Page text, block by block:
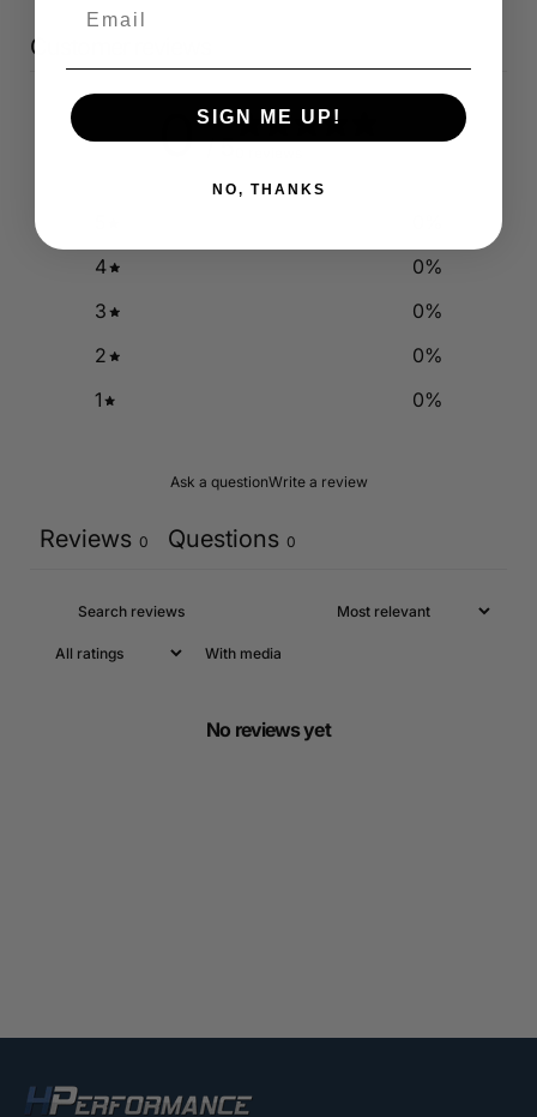
Customer reviews
0 / 5
4
0%
3
0%
2
0%
1
0%
Ask a questionWrite a review
Reviews 0 Questions 0
With media
No reviews yet
SIGN ME UP!
NO, THANKS